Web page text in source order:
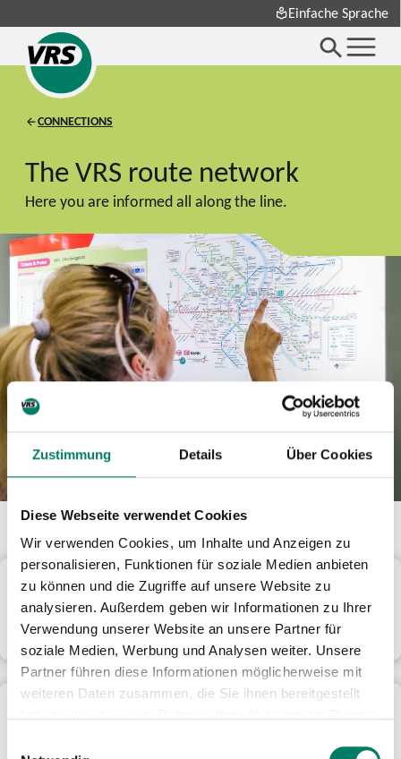
Zustimmung Details Über Cookies
Diese Webseite verwendet Cookies
Wir verwenden Cookies, um Inhalte und Anzeigen zu
personalisieren, Funktionen für soziale Medien anbieten
zu können und die Zugriffe auf unsere Website zu
analysieren. Außerdem geben wir Informationen zu Ihrer
Verwendung unserer Website an unsere Partner für
soziale Medien, Werbung und Analysen weiter. Unsere
Partner führen diese Informationen möglicherweise mit
weiteren Daten zusammen, die Sie ihnen bereitgestellt
Einfache Sprache
CONNECTIONS
The VRS route network
Here you are informed all along the line.
Rail and Bus Network Maps
Overview of all subway, S-train, light rail, and rail lines and
their stops in the VRS area—click to view or download.
Stop information
stop.